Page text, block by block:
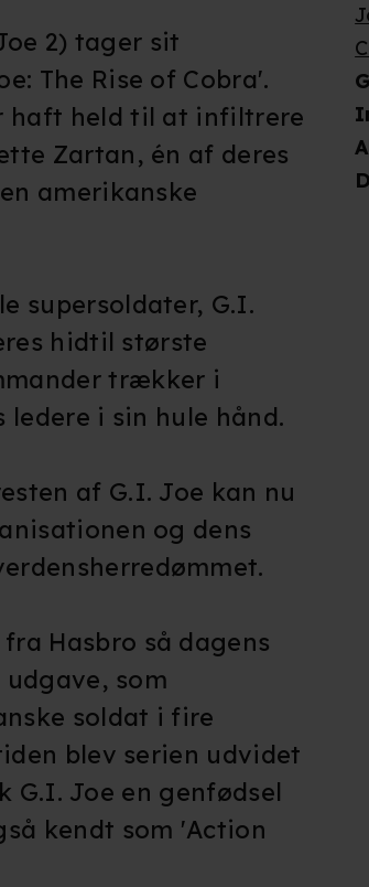
2) tager sit
The Rise of Cobra'.
haft held til at infiltrere
Zartan, én af deres
amerikanske
supersoldater, G.I.
hidtil største
trækker i
i sin hule hånd.
af G.I. Joe kan nu
og dens
Hasbro så dagens
udgave, som
soldat i fire
blev serien udvidet
G.I. Joe en genfødsel
kendt som 'Action